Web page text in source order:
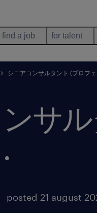
find a job for talent
シニアコンサルタント (プロフ
サ
.
posted 21 august